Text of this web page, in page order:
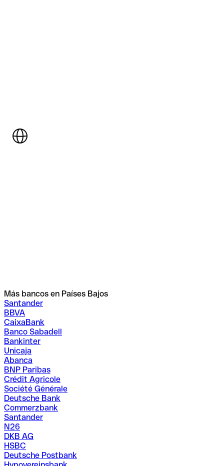
Más bancos en Países Bajos
Santander
BBVA
CaixaBank
Banco Sabadell
Bankinter
Unicaja
Abanca
BNP Paribas
Crédit Agricole
Société Générale
Deutsche Bank
Commerzbank
Santander
N26
DKB AG
HSBC
Deutsche Postbank